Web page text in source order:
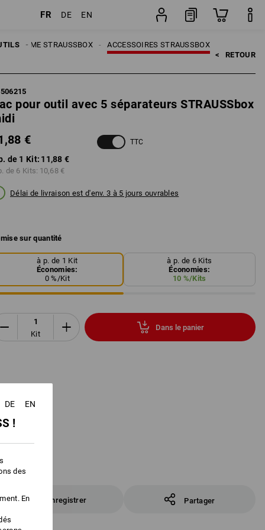
FR DE EN
ACCESSOIRES STRAUSSBOX
SYSTÈME STRAUSSBOX
< RETOUR
pour outil avec 5 séparateurs STRAUSSbox
€
TTC
de 1 Kit: 11,88 €
de 6 Kits: 10,68 €
Délai de livraison est d'env. 3 à 5 jours ouvrables
sur quantité
à p. de 1 Kit
Économies:
0 %/Kit
à p. de 6 Kits
Économies:
10 %/Kits
Kit
Dans le panier
Enregistrer Partager
DE EN
!
des
En